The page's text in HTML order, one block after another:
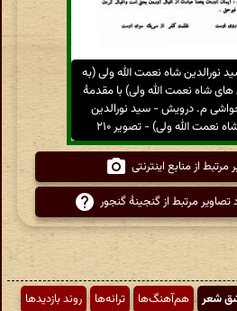
نورالدین شاه نعمت الله ولی (به
شاه نعمت الله ولی) با مقدمهٔ
م. درویش - سید نورالدین
نعمت الله ولی) - تصویر ۲۱۰
از منابع اینترنتی
مرتبط از گنجینهٔ گنجور
شعر هم‌آهنگ‌ها ترانه‌ها
روند بازدیدها